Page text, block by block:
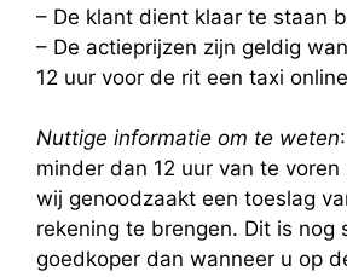
– De klant dient klaar te staan
– De actieprijzen zijn geldig
12 uur voor de rit een taxi
Nuttige informatie om te weten
minder dan 12 uur van te
wij genoodzaakt een toeslag
rekening te brengen. Dit is nog
goedkoper dan wanneer u op